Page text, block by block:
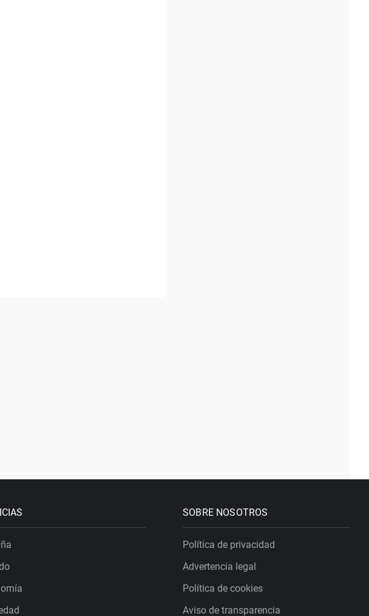
SOBRE NOSOTROS
Política de privacidad
Advertencia legal
Política de cookies
Aviso de transparencia